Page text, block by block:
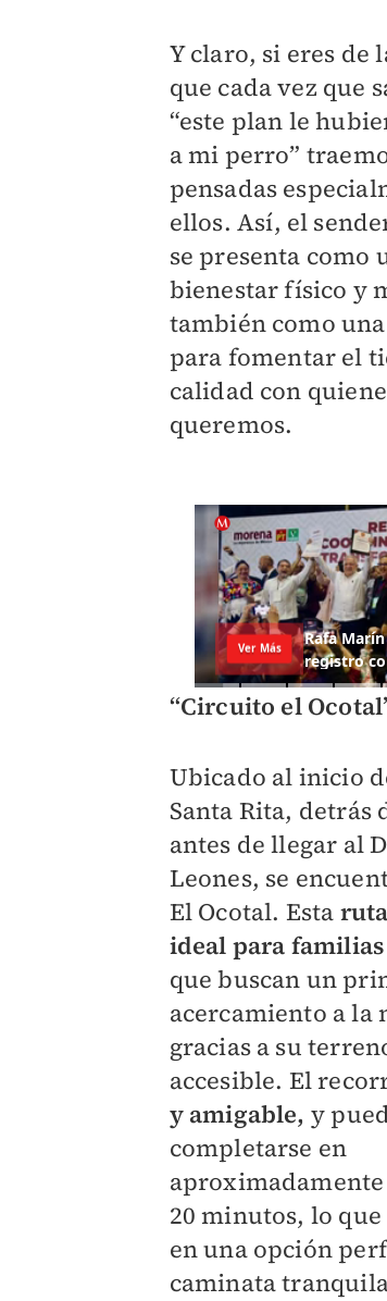
Y claro, si eres de
que cada vez que
“este plan le
a mi perro”
pensadas
ellos. Así, el
se presenta como
bienestar físico y
también como
para fomentar el
calidad con
queremos.
“Circuito el
Ubicado al inicio
Santa Rita, detrás
antes de llegar al
Leones, se
El Ocotal. Esta
ideal para
que buscan un
acercamiento a la
gracias a su
accesible. El
y amigable, y
completarse en
20 minutos, lo
en una opción
caminata